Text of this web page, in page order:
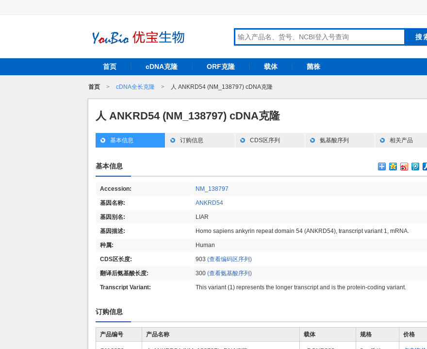
首页 cDNA克隆 ORF克隆 载体 菌株
首页 > cDNA全长克隆 > 人 ANKRD54 (NM_138797) cDNA克隆
人 ANKRD54 (NM_138797) cDNA克隆
基本信息 订购信息 CDS区序列 氨基酸序列 相关产品
基本信息
Accession: NM_138797
基因名称: ANKRD54
基因别名: LIAR
基因描述: Homo sapiens ankyrin repeat domain 54 (ANKRD54), transcript variant 1, mRNA.
种属: Human
CDS区长度: 903 (查看编码区序列)
翻译后氨基酸长度: 300 (查看氨基酸序列)
Transcript Variant: This variant (1) represents the longer transcript and is the protein-coding variant.
订购信息
产品编号 产品名称 载体 规格 价格